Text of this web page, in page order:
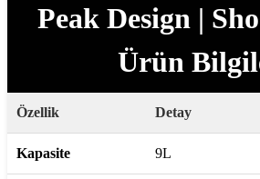
Peak Design |
Ürün
Özellik Detay
Kapasite 9L